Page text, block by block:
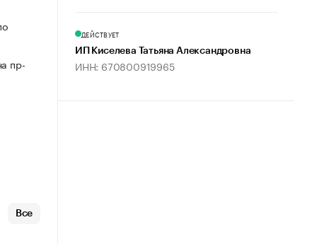
пр-
Все
ДЕЙСТВУЕТ
ИП Киселева Татьяна Александровна
ИНН: 670800919965